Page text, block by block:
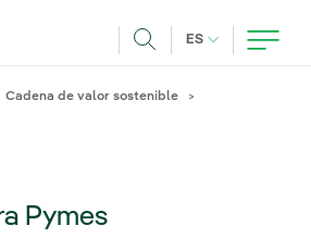
ES IDIOMA
Cadena de valor sostenible
Pymes